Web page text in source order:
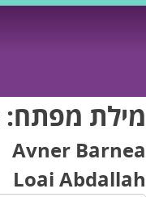
Skip
מילת מפתח:
Avner Barnea
Loai Abdallah